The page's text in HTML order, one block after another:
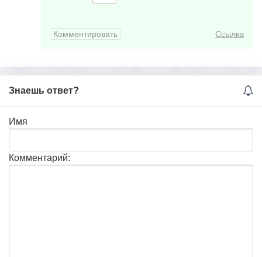
Комментировать Ссылка
Знаешь ответ?
Имя
Комментарий: